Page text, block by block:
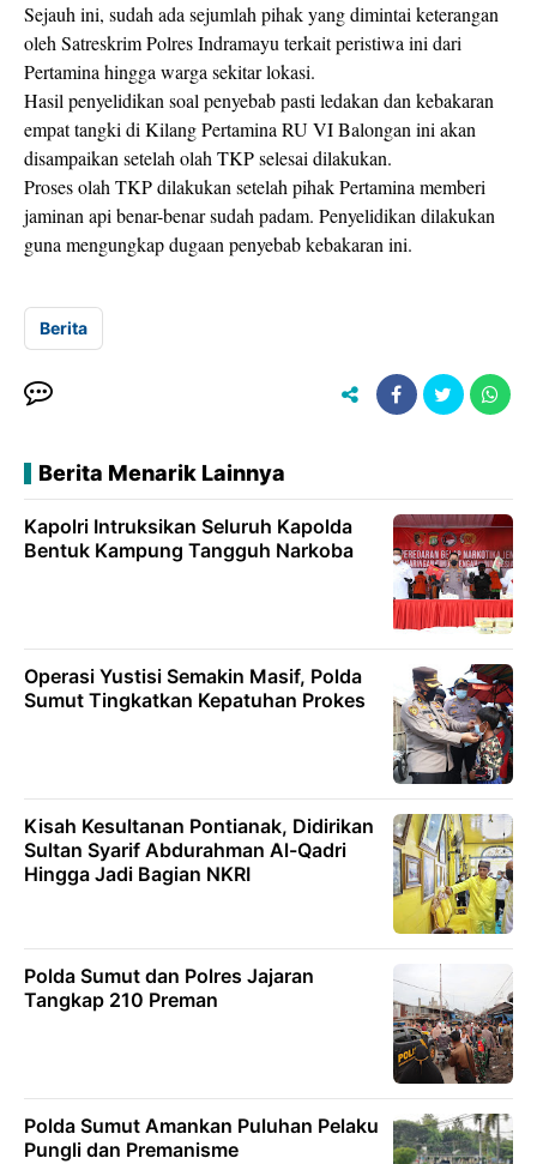
Sejauh ini, sudah ada sejumlah pihak yang dimintai keterangan
oleh Satreskrim Polres Indramayu terkait peristiwa ini dari
Pertamina hingga warga sekitar lokasi.
Hasil penyelidikan soal penyebab pasti ledakan dan kebakaran
empat tangki di Kilang Pertamina RU VI Balongan ini akan
disampaikan setelah olah TKP selesai dilakukan.
Proses olah TKP dilakukan setelah pihak Pertamina memberi
jaminan api benar-benar sudah padam. Penyelidikan dilakukan
guna mengungkap dugaan penyebab kebakaran ini.
Berita
Berita Menarik Lainnya
Kapolri Intruksikan Seluruh Kapolda
Bentuk Kampung Tangguh Narkoba
Operasi Yustisi Semakin Masif, Polda
Sumut Tingkatkan Kepatuhan Prokes
Kisah Kesultanan Pontianak, Didirikan
Sultan Syarif Abdurahman Al-Qadri
Hingga Jadi Bagian NKRI
Polda Sumut dan Polres Jajaran
Tangkap 210 Preman
Polda Sumut Amankan Puluhan Pelaku
Pungli dan Premanisme